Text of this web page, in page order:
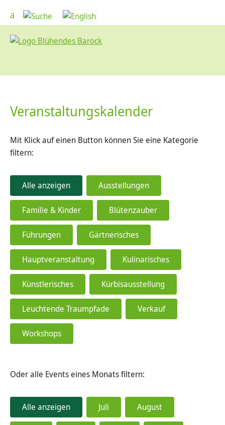
Veranstaltungskalender
Mit Klick auf einen Button können Sie eine Kategorie
filtern:
Alle anzeigen Ausstellungen
Familie & Kinder Blütenzauber
Führungen Gärtnerisches
Hauptveranstaltung Kulinarisches
Künstlerisches Kürbisausstellung
Leuchtende Traumpfade Verkauf
Workshops
Oder alle Events eines Monats filtern:
Alle anzeigen Juli August